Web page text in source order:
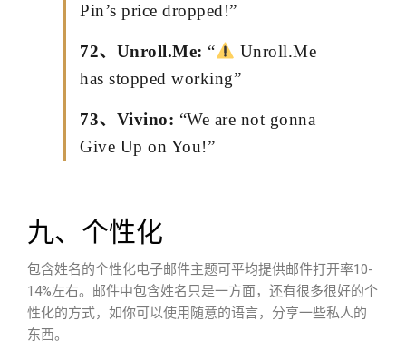
Pin’s price dropped!”
72、Unroll.Me: “
Unroll.Me
has stopped working”
73、Vivino: “We are not gonna
Give Up on You!”
九、个性化
包含姓名的个性化电子邮件主题可平均提供邮件打开率10-
14%左右。邮件中包含姓名只是一方面，还有很多很好的个
性化的方式，如你可以使用随意的语言，分享一些私人的
东西。